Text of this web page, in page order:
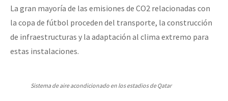
La gran mayoría de las emisiones de CO2 relacionadas con
la copa de fútbol proceden del transporte, la construcción
de infraestructuras y la adaptación al clima extremo para
estas instalaciones.
Sistema de aire acondicionado en los estadios de Qatar